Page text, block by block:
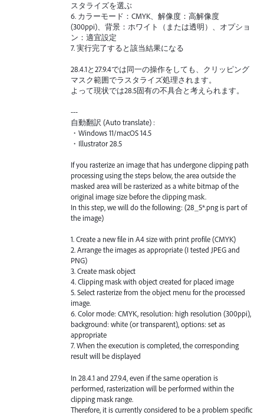
スタライズを選ぶ
6. カラーモード：CMYK、解像度：高解像度
(300ppi)、背景：ホワイト（または透明）、オプショ
ン：適宜設定
7. 実行完了すると該当結果になる
28.4.1と27.9.4では同一の操作をしても、クリッピング
マスク範囲でラスタライズ処理されます。
よって現状では28.5固有の不具合と考えられます。
---
自動翻訳 (Auto translate) :
・Windows 11/macOS 14.5
・Illustrator 28.5
If you rasterize an image that has undergone clipping path
processing using the steps below, the area outside the
masked area will be rasterized as a white bitmap of the
original image size before the clipping mask.
In this step, we will do the following: (28_5*.png is part of
the image)
1. Create a new file in A4 size with print profile (CMYK)
2. Arrange the images as appropriate (I tested JPEG and
PNG)
3. Create mask object
4. Clipping mask with object created for placed image
5. Select rasterize from the object menu for the processed
image.
6. Color mode: CMYK, resolution: high resolution (300ppi),
background: white (or transparent), options: set as
appropriate
7. When the execution is completed, the corresponding
result will be displayed
In 28.4.1 and 27.9.4, even if the same operation is
performed, rasterization will be performed within the
clipping mask range.
Therefore, it is currently considered to be a problem specific